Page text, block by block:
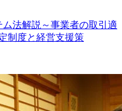
ム法解説～事業者の取引適
制度と経営支援策